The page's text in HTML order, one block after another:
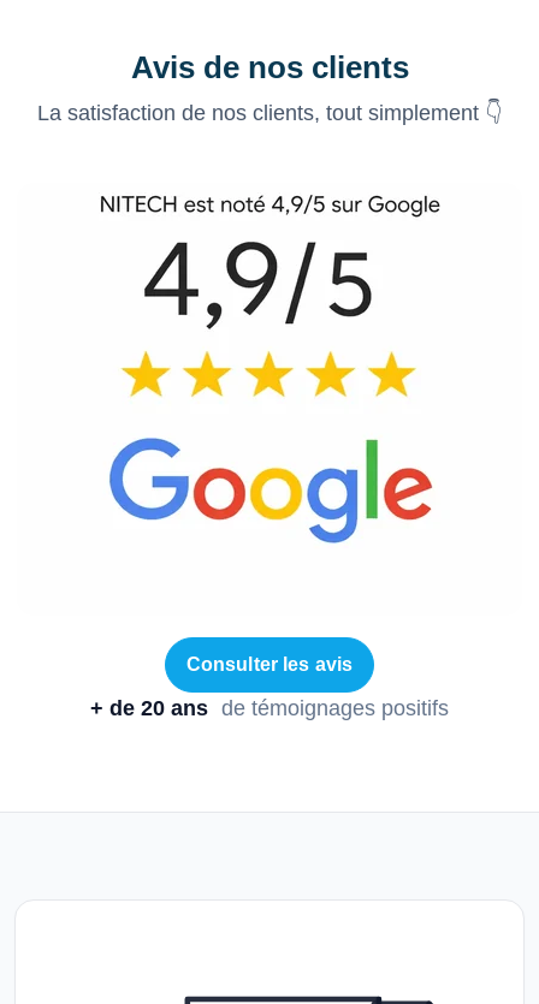
Avis de nos clients
La satisfaction de nos clients, tout simplement 👇
Consulter les avis
+ de 20 ans de témoignages positifs